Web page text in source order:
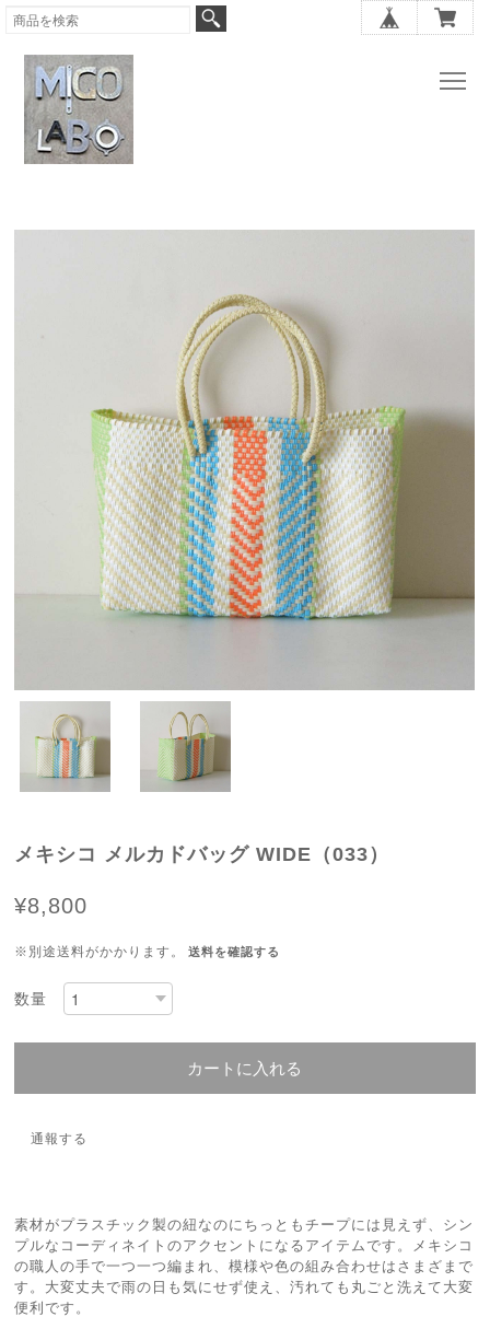
メキシコ メルカドバッグ WIDE（033）
¥8,800
※別途送料がかかります。 送料を確認する
数量
カートに入れる
通報する
素材がプラスチック製の紐なのにちっともチープには見えず、シン
プルなコーディネイトのアクセントになるアイテムです。メキシコ
の職人の手で一つ一つ編まれ、模様や色の組み合わせはさまざまで
す。大変丈夫で雨の日も気にせず使え、汚れても丸ごと洗えて大変
便利です。